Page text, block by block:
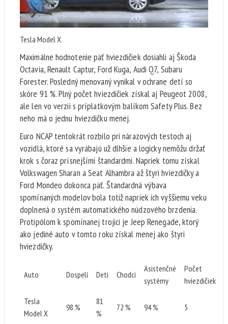
Tesla Model X
Maximálne hodnotenie päť hviezdičiek dosiahli aj Škoda
Octavia, Renault Captur, Ford Kuga, Audi Q7, Subaru
Forester. Posledný menovaný vynikal v ochrane detí so
skóre 91 %. Plný počet hviezdičiek získal aj Peugeot 2008,
ale len vo verzii s príplatkovým balíkom Safety Plus. Bez
neho má o jednu hviezdičku menej.
Euro NCAP tentokrát rozbilo pri nárazových testoch aj
vozidlá, ktoré sa vyrábajú už dlhšie a logicky nemôžu držať
krok s čoraz prísnejšími štandardmi. Napriek tomu získal
Volkswagen Sharan a Seat Alhambra až štyri hviezdičky a
Ford Mondeo dokonca päť. Štandardná výbava
spomínaných modelov bola totiž napriek ich vyššiemu veku
doplnená o systém automatického núdzového brzdenia.
Protipólom k spomínanej trojici je Jeep Renegade, ktorý
ako jediné auto v tomto roku získal menej ako štyri
hviezdičky.
Auto Dospelí Deti Chodci
Asistenčné
systémy
Počet
hviezdičiek
Tesla
Model X
98 %
81
%
72 % 94 % 5